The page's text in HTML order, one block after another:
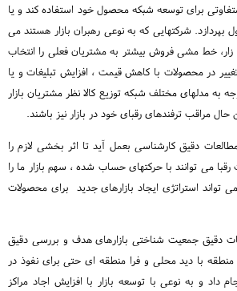
برای توسعه شبکه محصول خود استفاده کند و یا
بپردازد. شرکتهایی که به نوعی رهبران بازار هستند می
با زار، خط مشی فروش بیشتر به مشتریان فعلی را انتخاب
در محصولات با کاهش قیمت ، افزایش تبلیغات و یا
به مدلهای مختلف شبکه توزیع کالا نظر مشتریان بازار
مراقب ترفندهای رقبای خود در بازار نیز باشند.
مطالعات دقیق کارشناسی بعمل آید تا اثر بخشی لازم را
می توانند با حرکتهای حساب شده ، سهم بازار ما را
تواند استراتژی ایجاد بازارهای جدید برای محصولات
دقیق جمعیت شناختی بازارهای هدف و بررسی دقیق
با دید محلی و فرا منطقه ای حتی برای نفوذ در
داد و به نوعی با توسعه بازار با افزایش اجاد مراکز